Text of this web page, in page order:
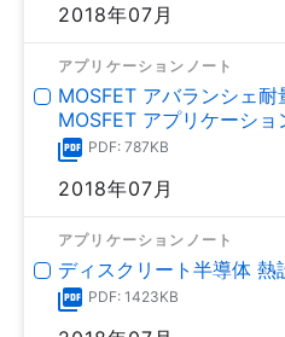
2018年07月
アプリケーションノート
MOSFET アバランシェ
MOSFET アプリケーショ
PDF: 787KB
2018年07月
アプリケーションノート
ディスクリート半導体 熱
PDF: 1423KB